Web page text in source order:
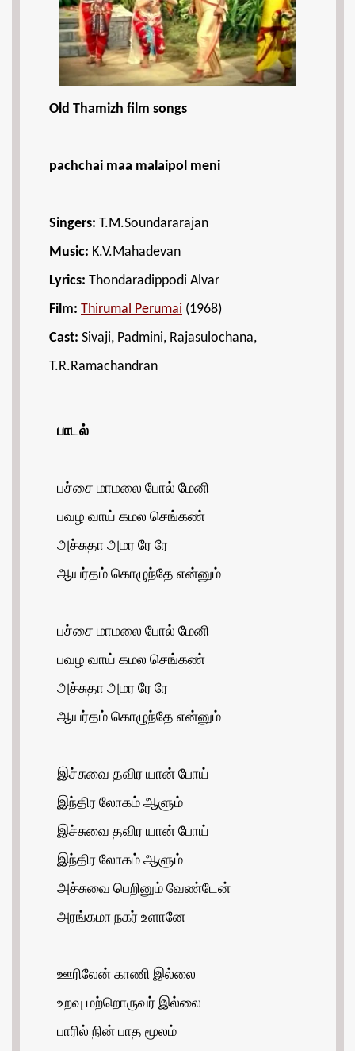
Old Thamizh film songs
pachchai maa malaipol meni
Singers: T.M.Soundararajan
Music: K.V.Mahadevan
Lyrics: Thondaradippodi Alvar
Film: Thirumal Perumai (1968)
Cast: Sivaji, Padmini, Rajasulochana,
T.R.Ramachandran
பாடல்
பச்சை மாமலை போல் மேனி
பவழ வாய் கமல செங்கண்
அச்சுதா அமர ரே ரே
ஆயர்தம் கொழுந்தே என்னும்
பச்சை மாமலை போல் மேனி
பவழ வாய் கமல செங்கண்
அச்சுதா அமர ரே ரே
ஆயர்தம் கொழுந்தே என்னும்
இச்சுவை தவிர யான் போய்
இந்திர லோகம் ஆளும்
இச்சுவை தவிர யான் போய்
இந்திர லோகம் ஆளும்
அச்சுவை பெறினும் வேண்டேன்
அரங்கமா நகர் உளானே
ஊரிலேன் காணி இல்லை
உறவு மற்றொருவர் இல்லை
பாரில் நின் பாத மூலம்